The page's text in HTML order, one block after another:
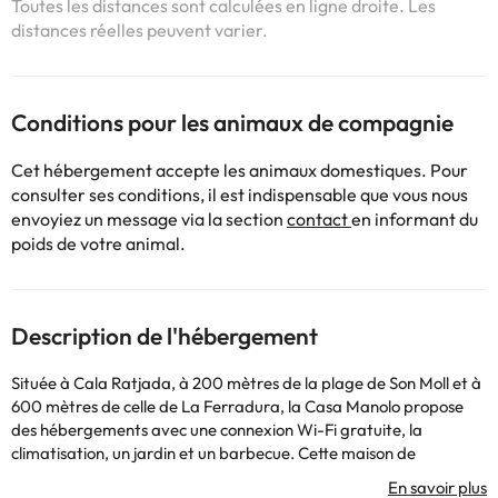
Toutes les distances sont calculées en ligne droite. Les
distances réelles peuvent varier.
Conditions pour les animaux de compagnie
Cet hébergement accepte les animaux domestiques. Pour
consulter ses conditions, il est indispensable que vous nous
envoyiez un message via la section contacten informant du
poids de votre animal.
Description de l'hébergement
Située à Cala Ratjada, à 200 mètres de la plage de Son Moll et à
600 mètres de celle de La Ferradura, la Casa Manolo propose
des hébergements avec une connexion Wi-Fi gratuite, la
climatisation, un jardin et un barbecue. Cette maison de